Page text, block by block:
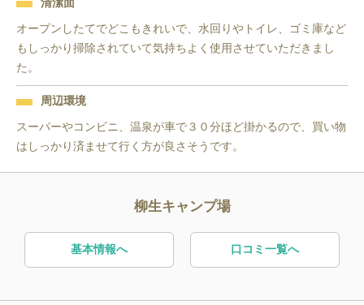
オープンしたてでどこもきれいで、水回りやトイレ、ゴミ庫など
もしっかり掃除されていて気持ちよく使用させていただきまし
た。
周辺環境
スーパーやコンビニ、温泉が車で３０分ほど掛かるので、買い物
はしっかり済ませて行く方が良さそうです。
柳生キャンプ場
基本情報へ 口コミ一覧へ